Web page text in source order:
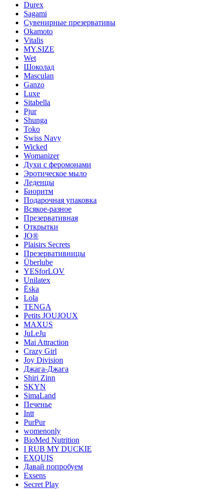
Durex
Sagami
Сувенирные презервативы
Okamoto
Vitalis
MY.SIZE
Wet
Шоколад
Masculan
Ganzo
Luxe
Sitabella
Pjur
Shunga
Toko
Swiss Navy
Wicked
Womanizer
Духи с феромонами
Эротическое мыло
Леденцы
Биоритм
Подарочная упаковка
Всякое-разное
Презервативная
Открытки
JO®
Plaisirs Secrets
Презервативницы
Überlube
YESforLOV
Unilatex
Ёska
Lola
TENGA
Petits JOUJOUX
MAXUS
JuLeJu
Mai Attraction
Crazy Girl
Joy Division
Джага-Джага
Shiri Zinn
SKYN
SimaLand
Печенье
Intt
PurPur
womenonly
BioMed Nutrition
I RUB MY DUCKIE
EXQUIS
Давай попробуем
Exsens
Secret Play